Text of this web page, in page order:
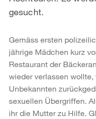
gesucht.
Gemäss ersten
jährige Mädchen kurz
Restaurant der
wieder verlassen
Unbekannten
sexuellen Übergriffen.
ihr die Mutter zu Hilfe.